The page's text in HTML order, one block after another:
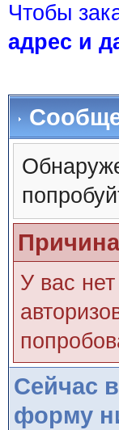
Чтобы
адрес и
У вас
Сейчас
форму